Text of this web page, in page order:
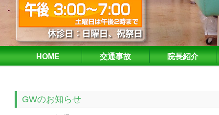
HOME 交通事故 院長紹介
GWのお知らせ